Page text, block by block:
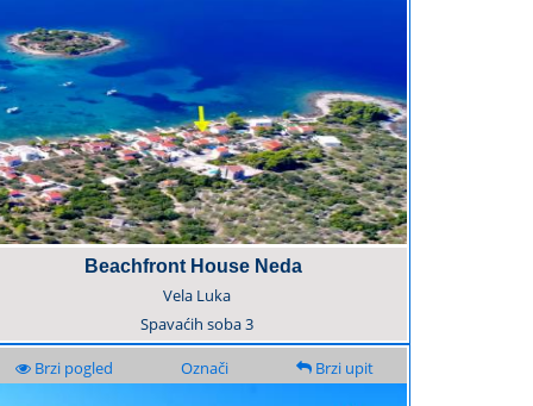
Beachfront House Neda
Vela Luka
Spavaćih soba3
Brzi pogled Označi Brzi upit